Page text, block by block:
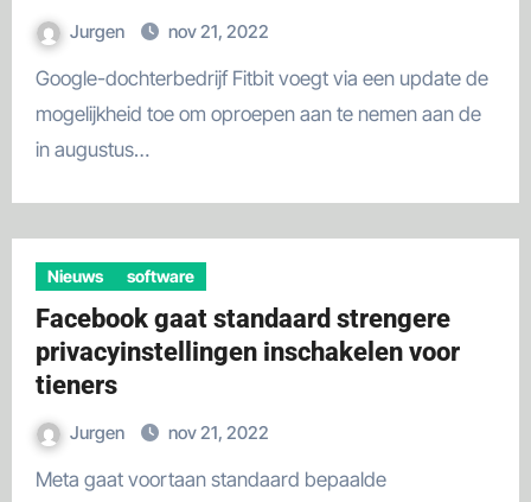
Jurgen nov 21, 2022
Google-dochterbedrijf Fitbit voegt via een update de
mogelijkheid toe om oproepen aan te nemen aan de
in augustus…
Nieuws software
Facebook gaat standaard strengere
privacyinstellingen inschakelen voor
tieners
Jurgen nov 21, 2022
Meta gaat voortaan standaard bepaalde